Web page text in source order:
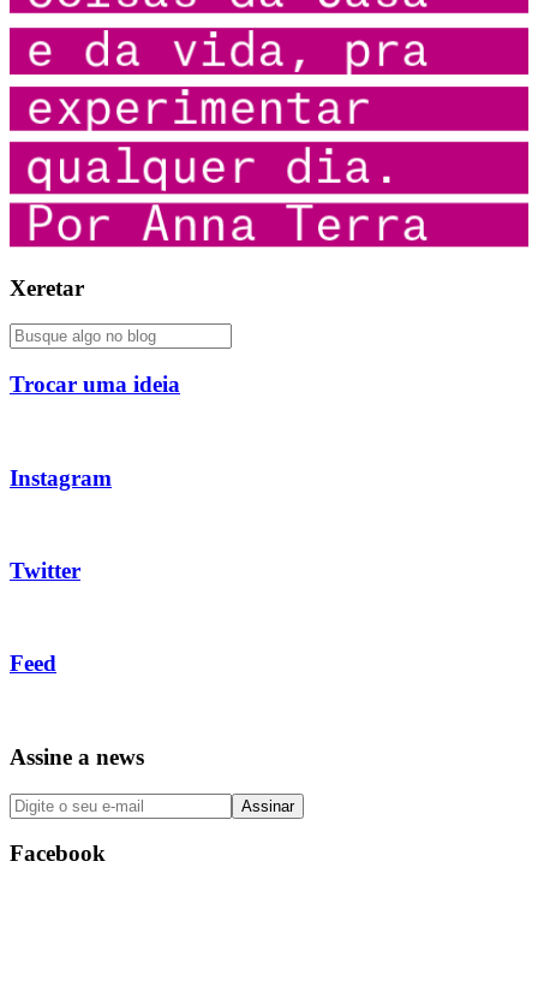
Xeretar
Trocar uma ideia
Instagram
Twitter
Feed
Assine a news
Facebook